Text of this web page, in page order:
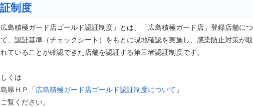
制度
広島積極ガード店ゴールド認証制度」とは、「広島積極ガード店」登録店舗につ
、認証基準（チェックシート）をもとに現地確認を実施し、感染防止対策が取
れていることが確認できた店舗を認証する第三者認証制度です。
くは
県ＨＰ「広島積極ガード店ゴールド認証制度について 」
覧ください。